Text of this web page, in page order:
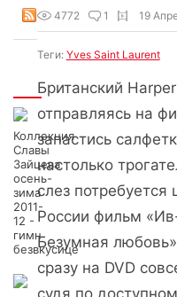
Интересно
Коллекция
Славы
Зайцева
осень-
зима
2011-
12 -
гимн
безвкусице
4772 1 19
Теги: Yves Saint Laurent
Британский
отправляясь на
запастись
настолько
слез потребуется
России фильм
Безумная
сразу на DVD
судя по